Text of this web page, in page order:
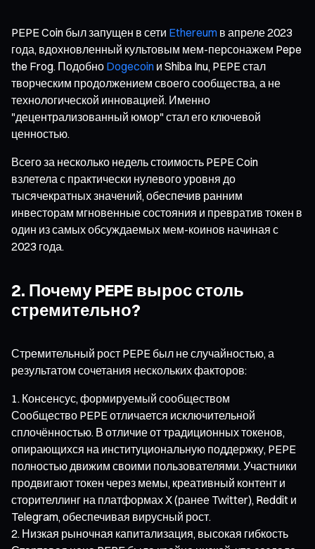
PEPE Coin был запущен в сети Ethereum в апреле 2023
года, вдохновленный культовым мем-персонажем Pepe
the Frog. Подобно Dogecoin и Shiba Inu, PEPE стал
творческим продолжением своего сообщества, а не
технологической инновацией. Именно
"децентрализованный юмор" стал его ключевой
ценностью.
Всего за несколько недель стоимость PEPE Coin
взлетела с практически нулевого уровня до
тысячекратных значений, обеспечив ранним
инвесторам мгновенные состояния и превратив токен в
один из самых обсуждаемых мем-коинов начиная с
2023 года.
2. Почему PEPE вырос столь
стремительно?
Стремительный рост PEPE был не случайностью, а
результатом сочетания нескольких факторов:
Консенсус, формируемый сообществом
Сообщество PEPE отличается исключительной
сплочённостью. В отличие от традиционных токенов,
опирающихся на институциональную поддержку, PEPE
полностью движим своими пользователями. Участники
продвигают токен через мемы, креативный контент и
сторителлинг на платформах X (ранее Twitter), Reddit и
Telegram, обеспечивая вирусный рост.
Низкая рыночная капитализация, высокая гибкость